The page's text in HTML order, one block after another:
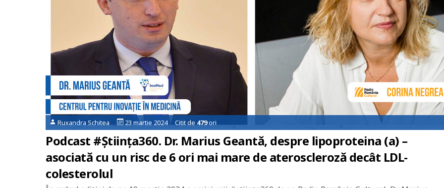
Ruxandra Schitea 23 martie 2024 Citit de 479ori
Podcast #Știința360. Dr. Marius Geantă, despre lipoproteina (a) –
asociată cu un risc de 6 ori mai mare de ateroscleroză decât LDL-
colesterolul